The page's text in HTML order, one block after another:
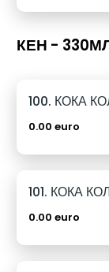
КЕН -
100. КОКА
0.00 euro
101. КОКА
0.00 euro